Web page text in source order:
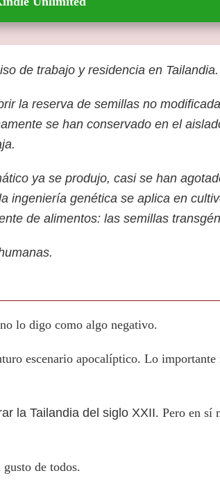
de trabajo y residencia en Tailandia.
la reserva de semillas no
se han conservado en el
ya se produjo, casi se han
ingeniería genética se aplica en
de alimentos: las semillas
lo digo como algo negativo.
escenario apocalíptico. Lo
la Tailandia del siglo XXII. Pero en sí
de todos.